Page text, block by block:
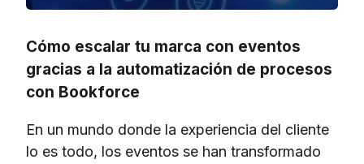
Cómo escalar tu marca con eventos
gracias a la automatización de procesos
con Bookforce
En un mundo donde la experiencia del cliente
lo es todo, los eventos se han transformado